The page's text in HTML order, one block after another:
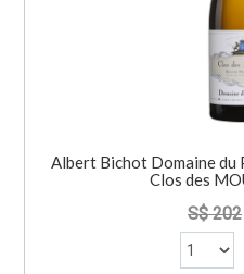
Albert Bichot Domaine du
Clos des
S$ 202